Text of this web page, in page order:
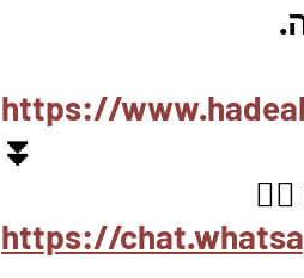
https://
⏬
https://